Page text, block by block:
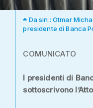
Da sin.: Otmar
presidente di Banca
COMUNICATO
I presidenti di
sottoscrivono